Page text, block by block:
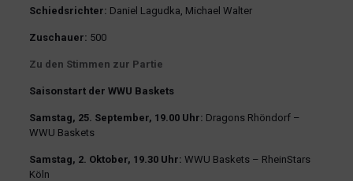
Schiedsrichter: Daniel Lagudka, Michael Walter
Zuschauer: 500
Zu den Stimmen zur Partie
Saisonstart der WWU Baskets
Samstag, 25. September, 19.00 Uhr: Dragons Rhöndorf –
WWU Baskets
Samstag, 2. Oktober, 19.30 Uhr: WWU Baskets – RheinStars
Köln